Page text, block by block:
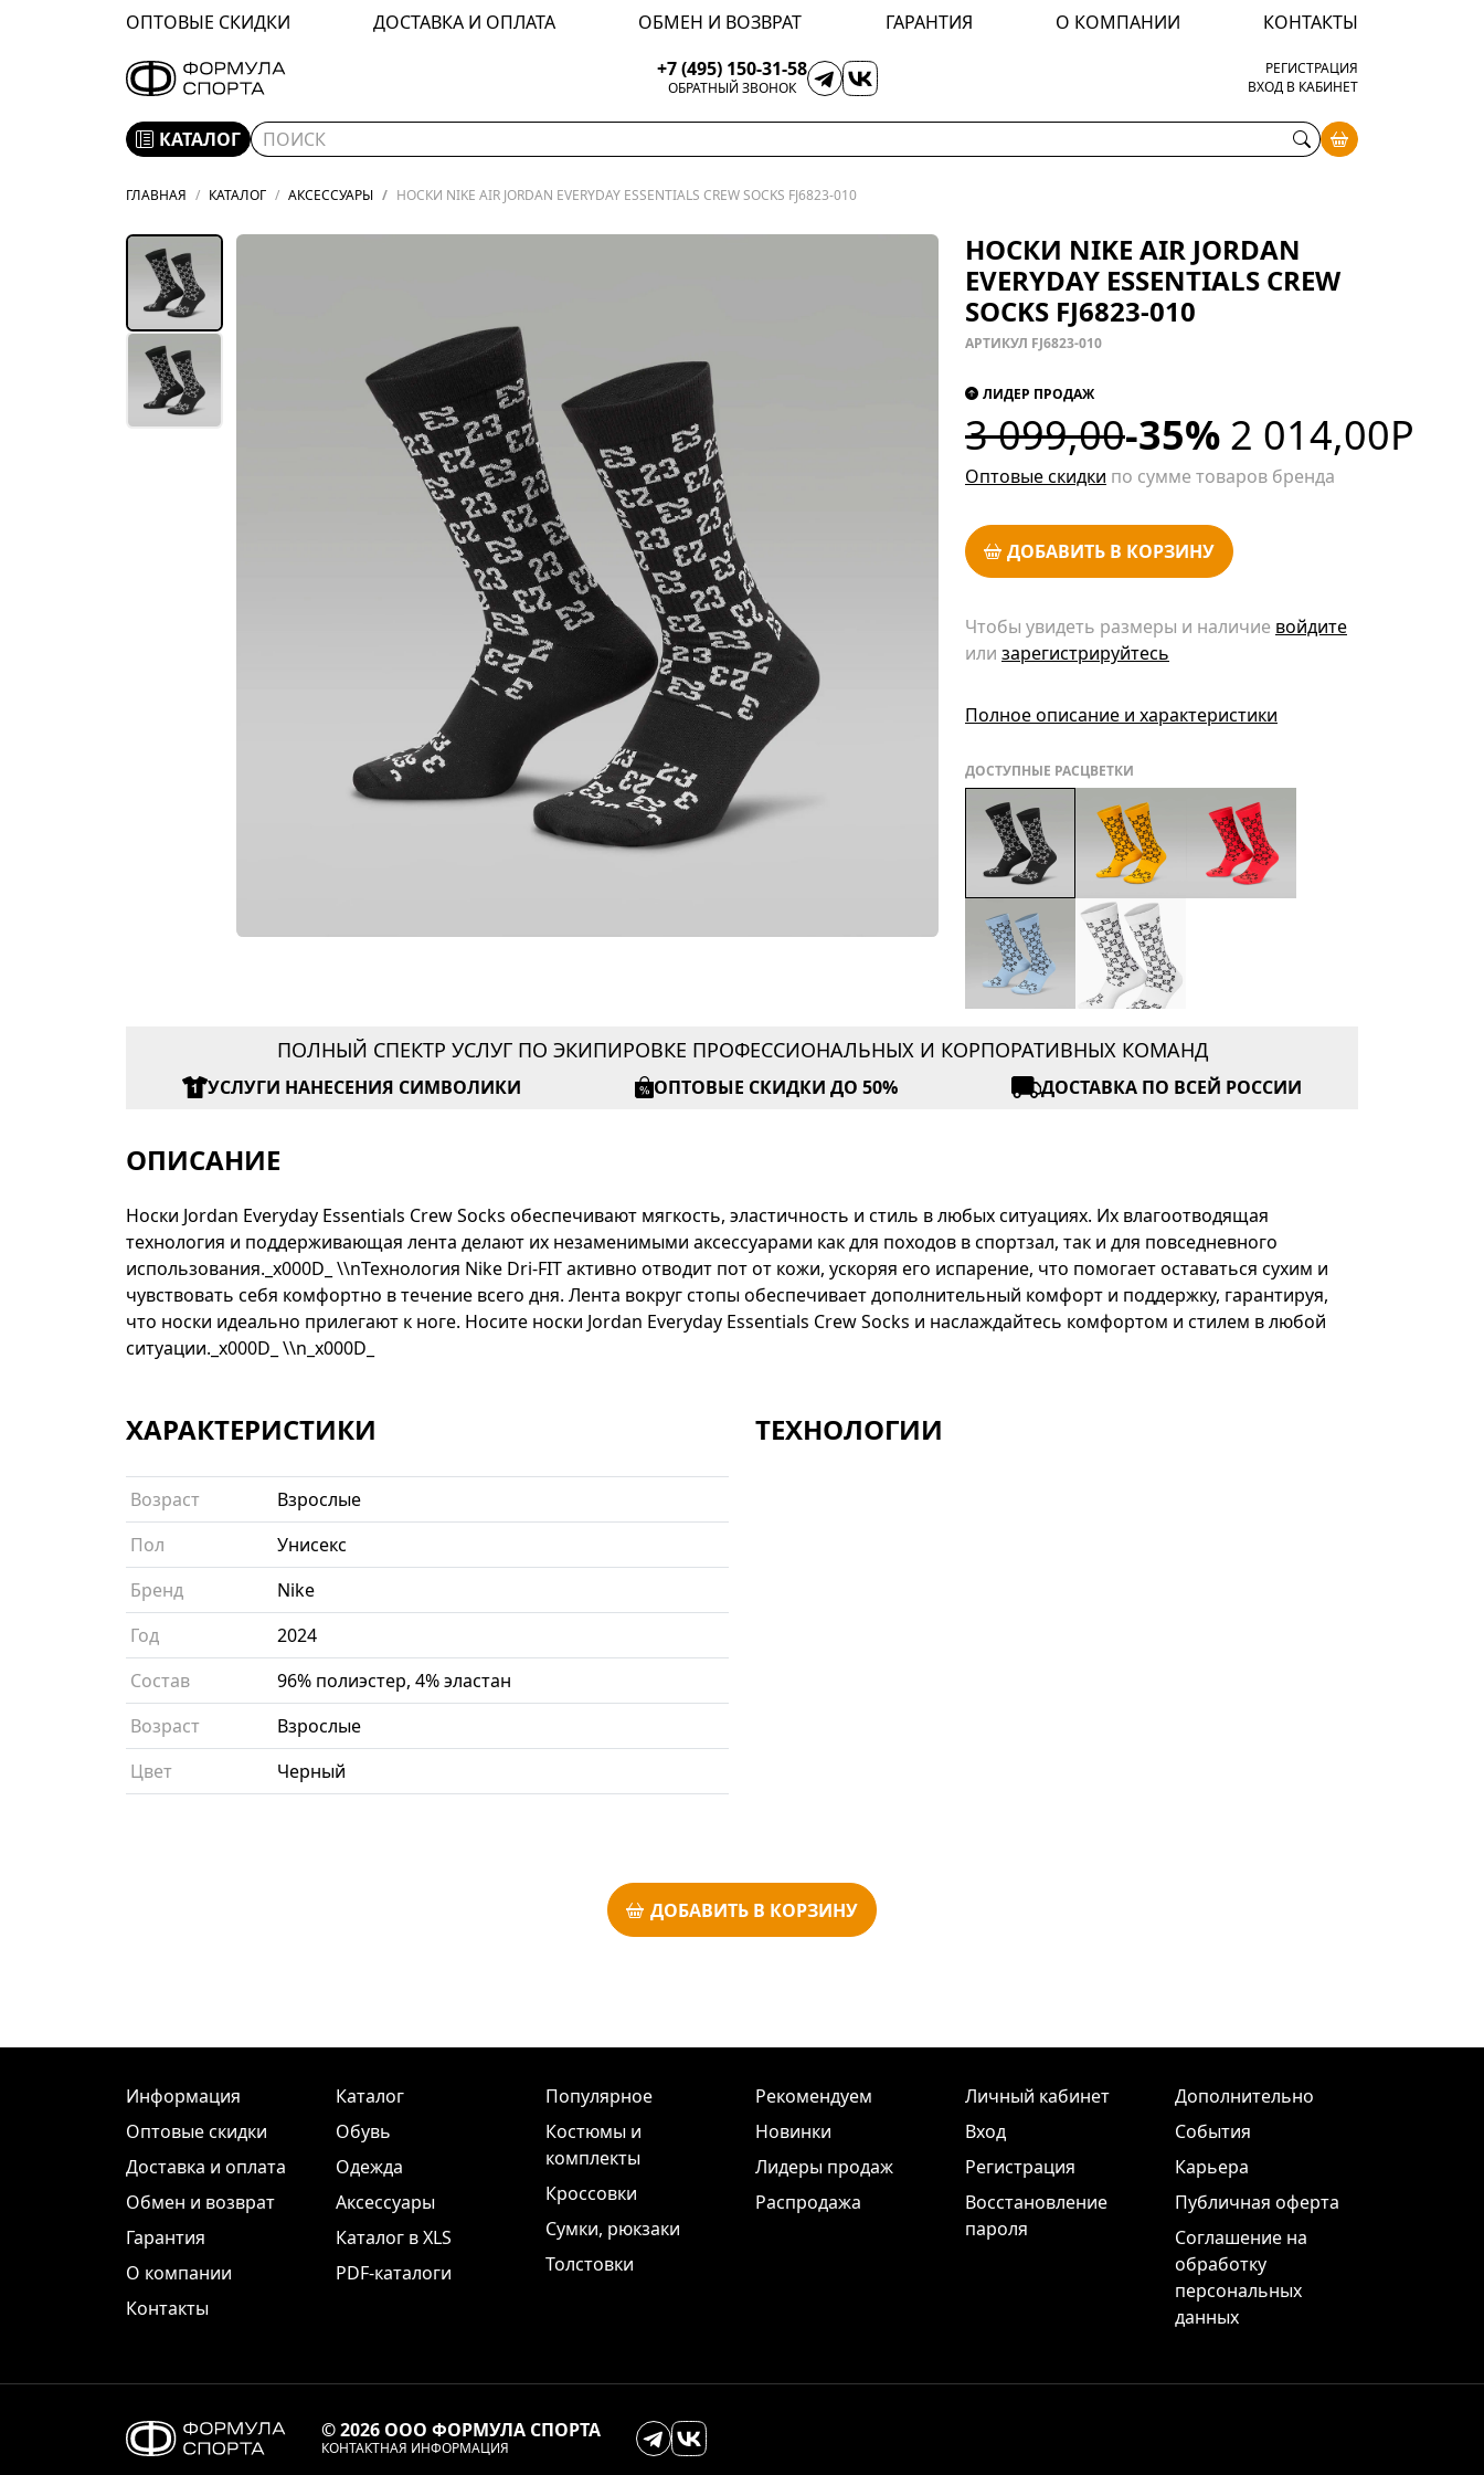
ОПТОВЫЕ СКИДКИ ДОСТАВКА И ОПЛАТА ОБМЕН И ВОЗВРАТ ГАРАНТИЯ О КОМПАНИИ
КОНТАКТЫ
+7 (495) 150-31-58
ОБРАТНЫЙ ЗВОНОК
РЕГИСТРАЦИЯ
ВХОД В КАБИНЕТ
КАТАЛОГ
ГЛАВНАЯ КАТАЛОГ АКСЕССУАРЫ НОСКИ NIKE AIR JORDAN EVERYDAY ESSENTIALS CREW SOCKS FJ6823-010
НОСКИ NIKE AIR JORDAN
EVERYDAY ESSENTIALS CREW
SOCKS FJ6823-010
АРТИКУЛ FJ6823-010
ЛИДЕР ПРОДАЖ
3 099,00-35% 2 014,00Р
Оптовые скидки по сумме товаров бренда
ДОБАВИТЬ В КОРЗИНУ
Чтобы увидеть размеры и наличие войдите
или зарегистрируйтесь
Полное описание и характеристики
ДОСТУПНЫЕ РАСЦВЕТКИ
ПОЛНЫЙ СПЕКТР УСЛУГ ПО ЭКИПИРОВКЕ ПРОФЕССИОНАЛЬНЫХ И КОРПОРАТИВНЫХ КОМАНД
УСЛУГИ НАНЕСЕНИЯ СИМВОЛИКИ ОПТОВЫЕ СКИДКИ ДО 50% ДОСТАВКА ПО ВСЕЙ РОССИИ
ОПИСАНИЕ
Носки Jordan Everyday Essentials Crew Socks обеспечивают мягкость, эластичность и стиль в любых ситуациях. Их влагоотводящая
технология и поддерживающая лента делают их незаменимыми аксессуарами как для походов в спортзал, так и для повседневного
использования._x000D_ \\nТехнология Nike Dri-FIT активно отводит пот от кожи, ускоряя его испарение, что помогает оставаться сухим и
чувствовать себя комфортно в течение всего дня. Лента вокруг стопы обеспечивает дополнительный комфорт и поддержку, гарантируя,
что носки идеально прилегают к ноге. Носите носки Jordan Everyday Essentials Crew Socks и наслаждайтесь комфортом и стилем в любой
ситуации._x000D_ \\n_x000D_
ХАРАКТЕРИСТИКИ
Возраст
Взрослые
Пол
Унисекс
Бренд
Nike
Год
2024
Состав
96% полиэстер, 4% эластан
Возраст
Взрослые
Цвет
Черный
ТЕХНОЛОГИИ
ДОБАВИТЬ В КОРЗИНУ
Информация
Оптовые скидки
Доставка и оплата
Обмен и возврат
Гарантия
О компании
Контакты
Каталог
Обувь
Одежда
Аксессуары
Каталог в XLS
PDF-каталоги
Популярное
Костюмы и
комплекты
Кроссовки
Сумки, рюкзаки
Толстовки
Рекомендуем
Новинки
Лидеры продаж
Распродажа
Личный кабинет
Вход
Регистрация
Восстановление
пароля
Дополнительно
События
Карьера
Публичная оферта
Соглашение на
обработку
персональных
данных
© 2026 ООО ФОРМУЛА СПОРТА
КОНТАКТНАЯ ИНФОРМАЦИЯ